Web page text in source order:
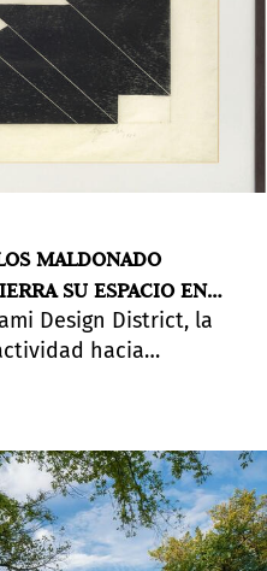
MALDONADO
SU ESPACIO EN
Design District, la
hacia